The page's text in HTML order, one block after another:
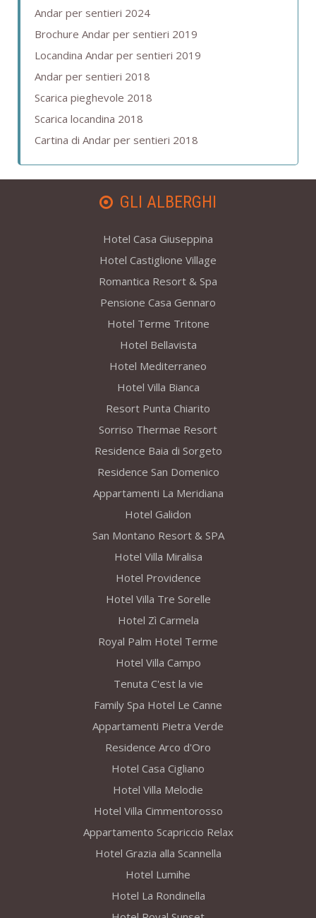
Andar per sentieri 2024
Brochure Andar per sentieri 2019
Locandina Andar per sentieri 2019
Andar per sentieri 2018
Scarica pieghevole 2018
Scarica locandina 2018
Cartina di Andar per sentieri 2018
GLI ALBERGHI
Hotel Casa Giuseppina
Hotel Castiglione Village
Romantica Resort & Spa
Pensione Casa Gennaro
Hotel Terme Tritone
Hotel Bellavista
Hotel Mediterraneo
Hotel Villa Bianca
Resort Punta Chiarito
Sorriso Thermae Resort
Residence Baia di Sorgeto
Residence San Domenico
Appartamenti La Meridiana
Hotel Galidon
San Montano Resort & SPA
Hotel Villa Miralisa
Hotel Providence
Hotel Villa Tre Sorelle
Hotel Zì Carmela
Royal Palm Hotel Terme
Hotel Villa Campo
Tenuta C'est la vie
Family Spa Hotel Le Canne
Appartamenti Pietra Verde
Residence Arco d'Oro
Hotel Casa Cigliano
Hotel Villa Melodie
Hotel Villa Cimmentorosso
Appartamento Scapriccio Relax
Hotel Grazia alla Scannella
Hotel Lumihe
Hotel La Rondinella